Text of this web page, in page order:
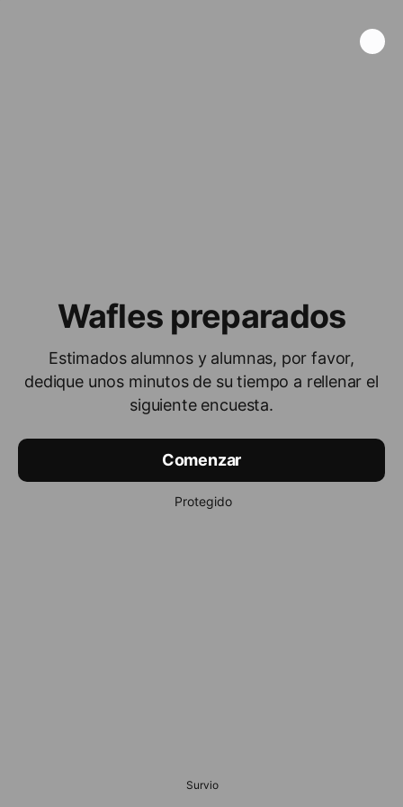
Wafles preparados
Estimados alumnos y alumnas, por favor,
dedique unos minutos de su tiempo a rellenar el
siguiente encuesta.
Comenzar
Protegido
Survio